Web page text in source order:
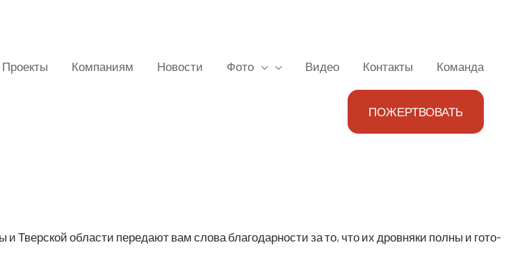
Проекты Компаниям Новости Фото Видео Контакты Команда
ПОЖЕРТВОВАТЬ
обла­сти пере­да­ют вам сло­ва бла­го­дар­но­сти за то, что их дров­ня­ки пол­ны и гото­